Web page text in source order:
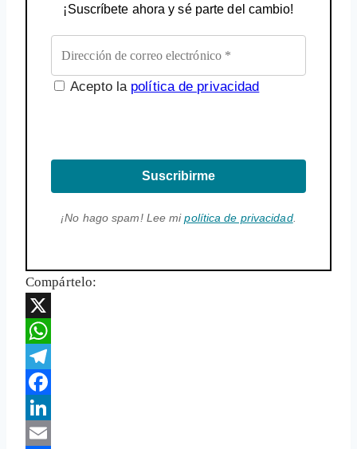
¡Suscríbete ahora y sé parte del cambio!
Acepto la política de privacidad
Suscribirme
¡No hago spam! Lee mipolítica de privacidad.
Compártelo:
X
WhatsApp
Telegram
Facebook
LinkedIn